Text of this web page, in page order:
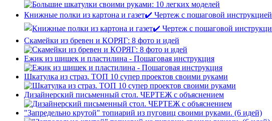
Книжные полки из картона и газет✔️ Чертеж с пошаговой инструкцией
Скамейки из бревен и КОРЯГ: 8 фото и идей
Ежик из шишек и пластилина - Пошаговая инструкция
Шкатулка из страз. ТОП 10 супер проектов своими руками
Дизайнерский письменный стол. ЧЕРТЕЖ с объяснением
"Запредельно крутой" топиарий из пуговиц своими руками. (6 идей)